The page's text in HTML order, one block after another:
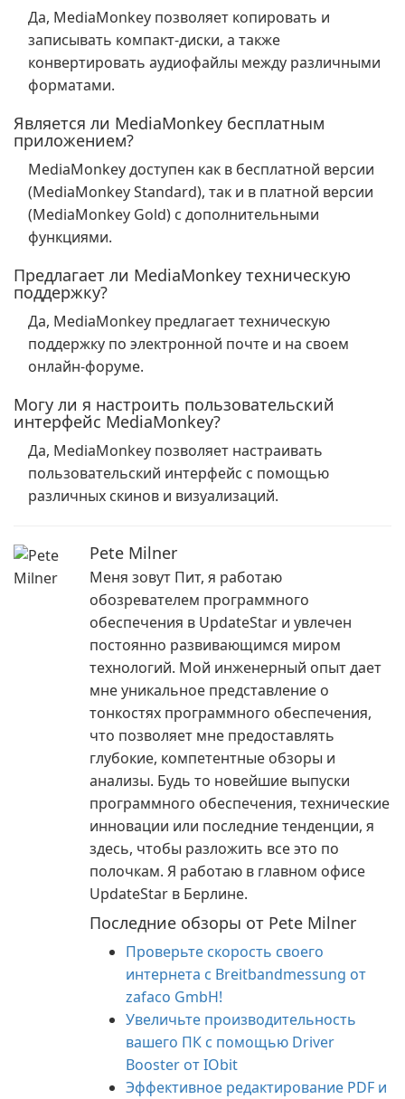
Да, MediaMonkey позволяет копировать и
записывать компакт-диски, а также
конвертировать аудиофайлы между различными
форматами.
Является ли MediaMonkey бесплатным
приложением?
MediaMonkey доступен как в бесплатной версии
(MediaMonkey Standard), так и в платной версии
(MediaMonkey Gold) с дополнительными
функциями.
Предлагает ли MediaMonkey техническую
поддержку?
Да, MediaMonkey предлагает техническую
поддержку по электронной почте и на своем
онлайн-форуме.
Могу ли я настроить пользовательский
интерфейс MediaMonkey?
Да, MediaMonkey позволяет настраивать
пользовательский интерфейс с помощью
различных скинов и визуализаций.
Pete Milner
Меня зовут Пит, я работаю
обозревателем программного
обеспечения в UpdateStar и увлечен
постоянно развивающимся миром
технологий. Мой инженерный опыт дает
мне уникальное представление о
тонкостях программного обеспечения,
что позволяет мне предоставлять
глубокие, компетентные обзоры и
анализы. Будь то новейшие выпуски
программного обеспечения, технические
инновации или последние тенденции, я
здесь, чтобы разложить все это по
полочкам. Я работаю в главном офисе
UpdateStar в Берлине.
Последние обзоры от Pete Milner
Проверьте скорость своего
интернета с Breitbandmessung от
zafaco GmbH!
Увеличьте производительность
вашего ПК с помощью Driver
Booster от IObit
Эффективное редактирование PDF и